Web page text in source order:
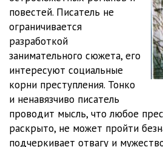
0010
0011
0012
0013
0014
0015
повестей. Писатель не
ограничивается
разработкой
занимательного сюжета, его
интересуют социальные
корни преступления. Тонко
и ненавязчиво писатель
проводит мысль, что любое
раскрыто, не может пройти
подчеркивает отвагу и